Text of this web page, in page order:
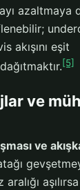
azaltmaya
akışını eşit
[5]
ve
ve
aralığı aşılırsa